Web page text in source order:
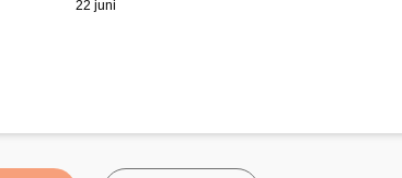
22 juni